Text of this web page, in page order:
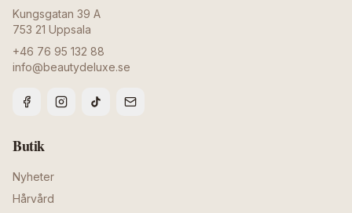
Kungsgatan 39 A
753 21 Uppsala
+46 76 95 132 88
info@beautydeluxe.se
Butik
Nyheter
Hårvård